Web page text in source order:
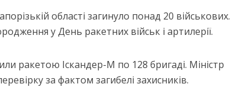
області загинуло понад 20 військових.
у День ракетних військ і артилерії.
ракетою Іскандер-М по 128 бригаді. Міністр
за фактом загибелі захисників.